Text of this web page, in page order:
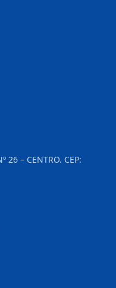
26 – CENTRO. CEP: